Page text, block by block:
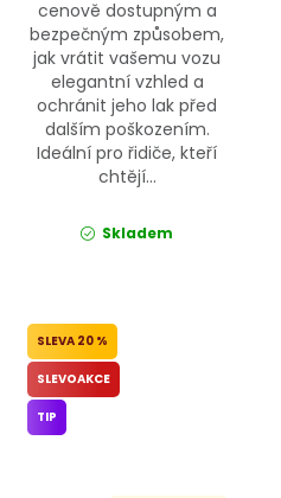
cenově dostupným a
bezpečným způsobem,
jak vrátit vašemu vozu
elegantní vzhled a
ochránit jeho lak před
dalším poškozením.
Ideální pro řidiče, kteří
chtějí...
Skladem
20 %
SLEVOAKCE
TIP